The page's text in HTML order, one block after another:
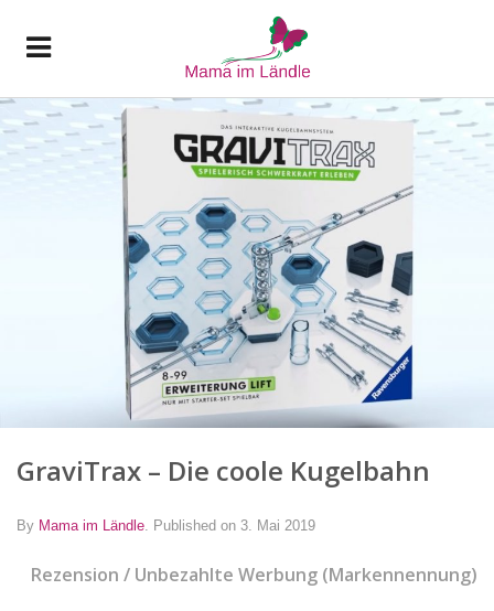
GraviTrax – Die coole Kugelbahn
By Mama im Ländle Published on 3. Mai 2019
Rezension / Unbezahlte Werbung (Markennennung)